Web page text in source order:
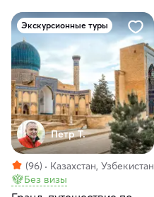
Экскурсионные туры
Петр Т.
(96)
Казахстан, Узбекистан
Без визы